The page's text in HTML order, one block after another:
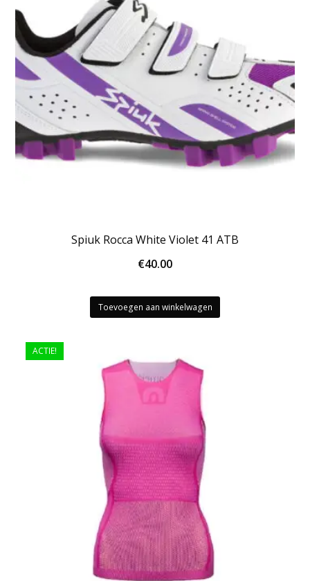
Spiuk Rocca White Violet 41 ATB
€40.00
Toevoegen aan winkelwagen
ACTIE!